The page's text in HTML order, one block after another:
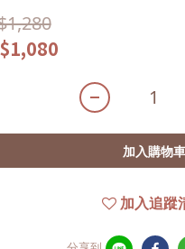
加入購物車
加入追蹤